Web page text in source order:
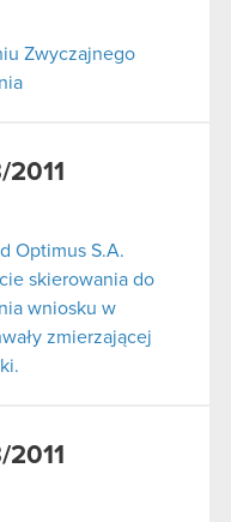
Zwyczajnego
Optimus S.A.
skierowania do
wniosku w
zmierzającej